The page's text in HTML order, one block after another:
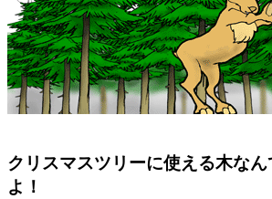
クリスマスツリーに使える木な
よ！